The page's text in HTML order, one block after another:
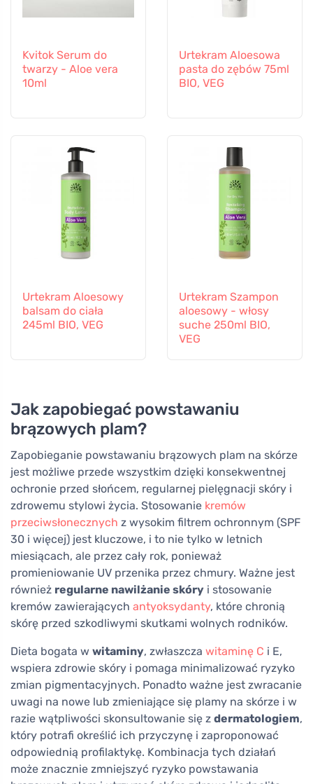
Kvitok Serum do
twarzy - Aloe vera
10ml
Urtekram Aloesowa
pasta do zębów 75ml
BIO, VEG
Urtekram Aloesowy
balsam do ciała
245ml BIO, VEG
Urtekram Szampon
aloesowy - włosy
suche 250ml BIO,
VEG
Jak zapobiegać powstawaniu
brązowych plam?
Zapobieganie powstawaniu brązowych plam na skórze
jest możliwe przede wszystkim dzięki konsekwentnej
ochronie przed słońcem, regularnej pielęgnacji skóry i
zdrowemu stylowi życia. Stosowanie kremów
przeciwsłonecznych z wysokim filtrem ochronnym (SPF
30 i więcej) jest kluczowe, i to nie tylko w letnich
miesiącach, ale przez cały rok, ponieważ
promieniowanie UV przenika przez chmury. Ważne jest
również regularne nawilżanie skóry i stosowanie
kremów zawierających antyoksydanty, które chronią
skórę przed szkodliwymi skutkami wolnych rodników.
Dieta bogata w witaminy, zwłaszcza witaminę C i E,
wspiera zdrowie skóry i pomaga minimalizować ryzyko
zmian pigmentacyjnych. Ponadto ważne jest zwracanie
uwagi na nowe lub zmieniające się plamy na skórze i w
razie wątpliwości skonsultowanie się z dermatologiem,
który potrafi określić ich przyczynę i zaproponować
odpowiednią profilaktykę. Kombinacja tych działań
może znacznie zmniejszyć ryzyko powstawania